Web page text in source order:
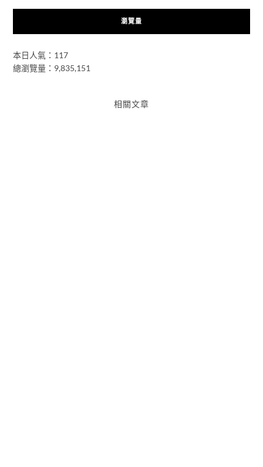
瀏覽量
本日人氣：117
總瀏覽量：9,835,151
相關文章